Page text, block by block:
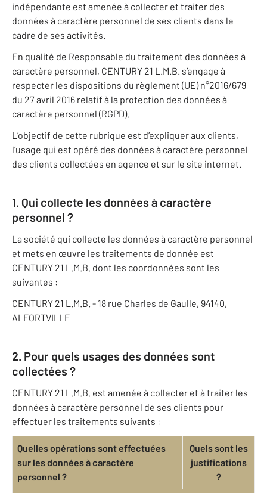
indépendante est amenée à collecter et traiter des
données à caractère personnel de ses clients dans le
cadre de ses activités.
En qualité de Responsable du traitement des données à
caractère personnel, CENTURY 21 L.M.B. s’engage à
respecter les dispositions du règlement (UE) n°2016/679
du 27 avril 2016 relatif à la protection des données à
caractère personnel (RGPD).
L’objectif de cette rubrique est d’expliquer aux clients,
l’usage qui est opéré des données à caractère personnel
des clients collectées en agence et sur le site internet.
1. Qui collecte les données à caractère
personnel ?
La société qui collecte les données à caractère personnel
et mets en œuvre les traitements de donnée est
CENTURY 21 L.M.B. dont les coordonnées sont les
suivantes :
CENTURY 21 L.M.B. - 18 rue Charles de Gaulle, 94140,
ALFORTVILLE
2. Pour quels usages des données sont
collectées ?
CENTURY 21 L.M.B. est amenée à collecter et à traiter les
données à caractère personnel de ses clients pour
effectuer les traitements suivants :
Quelles opérations sont effectuées
sur les données à caractère
personnel ?
Quels sont les
justifications
?